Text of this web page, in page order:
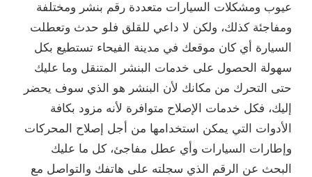
عيوب ومشكلات السيارات متعددة رقم بنشر ومختلفة
ومفاجئة كذلك، ولكن لا داعي للقلق فلو حدث وتعطلت
السيارة أي كان موقعك في مدينة الفيحاء تستطيع بكل
سهولة الحصول على خدمات البنشر المتنقل وما عليك
حتى التحرك من مكانك لأن البنشر هو الذي سوف يحضر
إليك، فكل خدمات الإصلاح متوافرة لأنه مزود بكافة
الأدوات التي يمكن استخدامها من أجل إصلاح المحركات
وإطارات السيارات وأي عطل مفاجئ، كل ما عليك
البحث عن الرقم الذي سجلته على هاتفك والتواصل مع